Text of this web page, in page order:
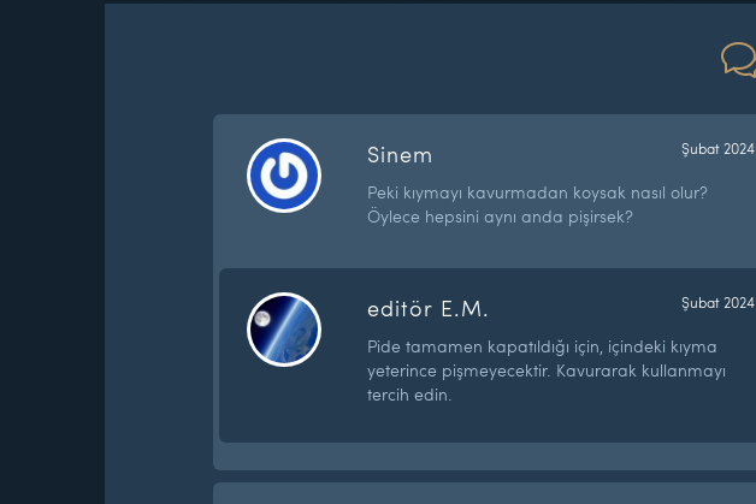
Sinem Şubat 2024
Peki kıymayı kavurmadan koysak nasıl olur?
Öylece hepsini aynı anda pişirsek?
editör E.M. Şubat 2024
Pide tamamen kapatıldığı için, içindeki kıyma
yeterince pişmeyecektir. Kavurarak kullanmayı
tercih edin.